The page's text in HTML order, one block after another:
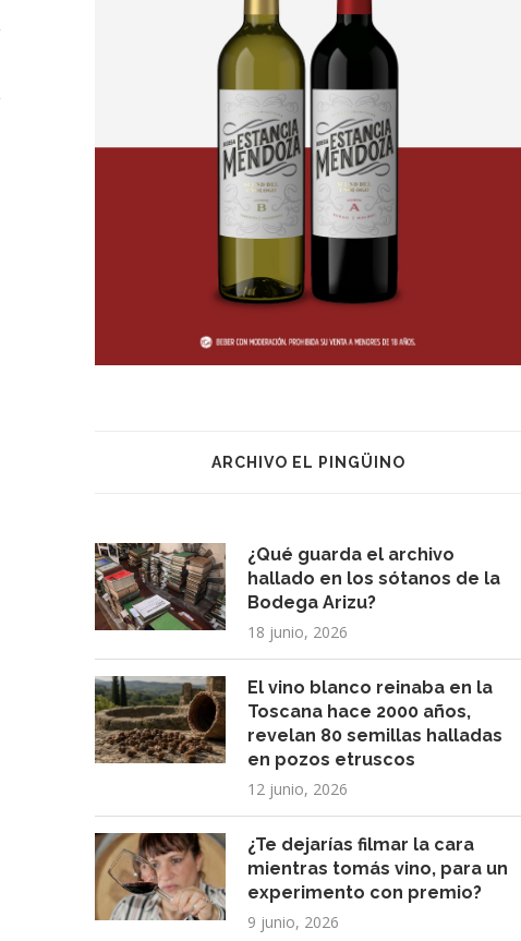
ARCHIVO EL PINGÜINO
¿Qué guarda el archivo
hallado en los sótanos de la
Bodega Arizu?
18 junio, 2026
El vino blanco reinaba en la
Toscana hace 2000 años,
revelan 80 semillas halladas
en pozos etruscos
12 junio, 2026
¿Te dejarías filmar la cara
mientras tomás vino, para un
experimento con premio?
9 junio, 2026